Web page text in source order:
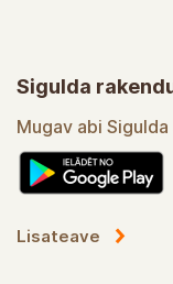
Sigulda
Mugav abi
Lisateave